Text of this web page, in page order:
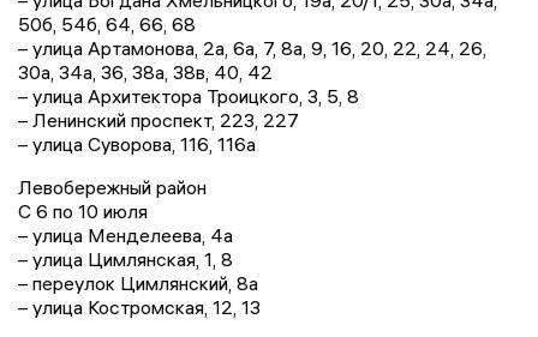
50б, 54б, 64, 66, 68
– улица Артамонова, 2а, 6а, 7, 8а, 9, 16, 20, 22, 24, 26,
30а, 34а, 36, 38а, 38в, 40, 42
– улица Архитектора Троицкого, 3, 5, 8
– Ленинский проспект, 223, 227
– улица Суворова, 116, 116а
Левобережный район
С 6 по 10 июля
– улица Менделеева, 4а
– улица Цимлянская, 1, 8
– переулок Цимлянский, 8а
– улица Костромская, 12, 13